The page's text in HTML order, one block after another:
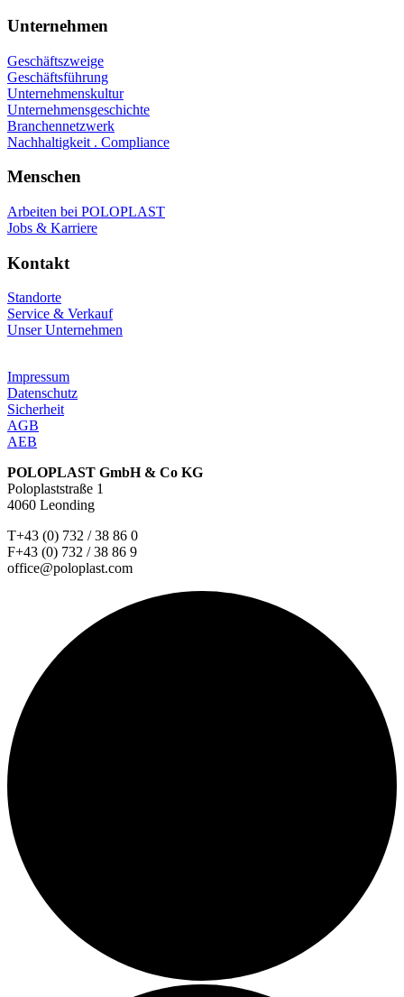
Unternehmen
Geschäftszweige
Geschäftsführung
Unternehmenskultur
Unternehmensgeschichte
Branchennetzwerk
Nachhaltigkeit . Compliance
Menschen
Arbeiten bei POLOPLAST
Jobs & Karriere
Kontakt
Standorte
Service & Verkauf
Unser Unternehmen
Impressum
Datenschutz
Sicherheit
AGB
AEB
POLOPLAST GmbH & Co KG
Poloplaststraße 1
4060 Leonding
T+43 (0) 732 / 38 86 0
F+43 (0) 732 / 38 86 9
office@poloplast.com